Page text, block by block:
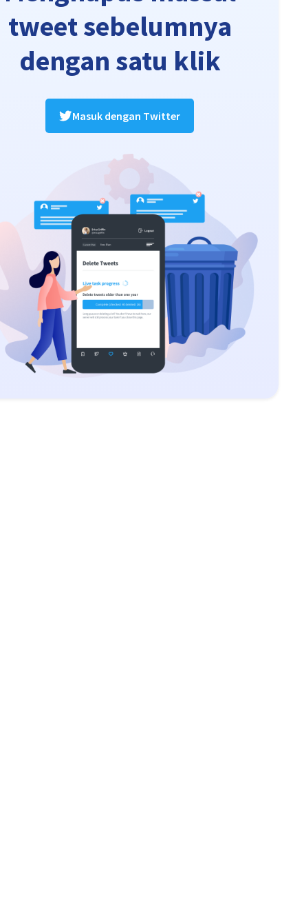
tweet sebelumnya
dengan satu klik
Masuk dengan Twitter